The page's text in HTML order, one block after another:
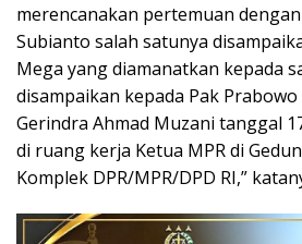
merencanakan pertemuan
Subianto salah satunya
Mega yang diamanatkan kepada
disampaikan kepada Pak
Gerindra Ahmad Muzani tanggal
di ruang kerja Ketua MPR di
Komplek DPR/MPR/DPD RI,”